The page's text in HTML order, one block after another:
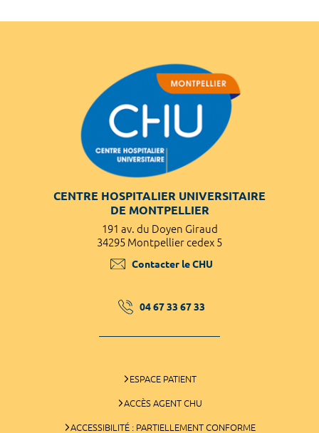
CENTRE HOSPITALIER UNIVERSITAIRE
DE MONTPELLIER
191 av. du Doyen Giraud
34295 Montpellier cedex 5
Contacter le CHU
04 67 33 67 33
ESPACE PATIENT
ACCÈS AGENT CHU
ACCESSIBILITÉ : PARTIELLEMENT CONFORME